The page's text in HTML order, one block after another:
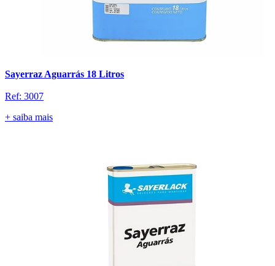
Sayerraz Aguarrás 18 Litros
Ref: 3007
+ saiba mais